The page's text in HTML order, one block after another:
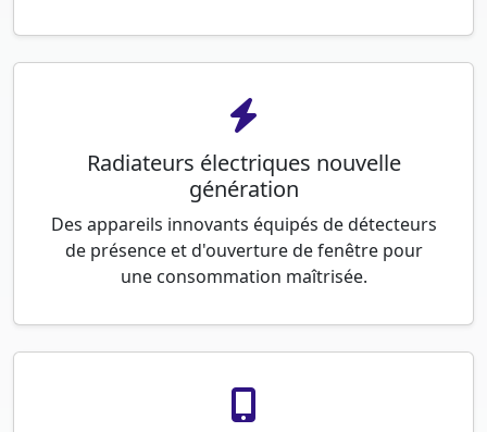
Radiateurs électriques nouvelle
génération
Des appareils innovants équipés de détecteurs
de présence et d'ouverture de fenêtre pour
une consommation maîtrisée.